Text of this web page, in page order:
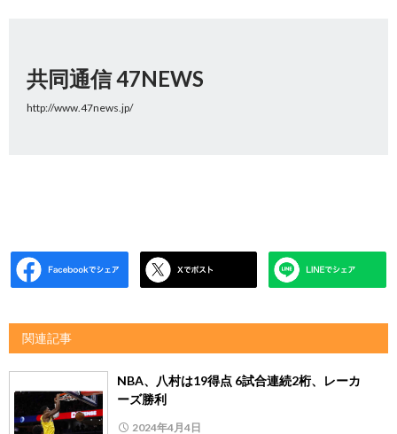
共同通信 47NEWS
http://www.47news.jp/
関連記事
NBA、八村は19得点 6試合連続2桁、レーカ
ーズ勝利
2024年4月4日